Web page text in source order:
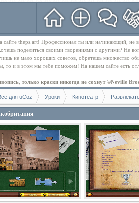
сайте theps.art! Профессионал ты или начинающий,
поделиться своими творениями с другими? Не
не мало хороших советов, обретешь множество
то и в этом мы тебе поможем! На нашем сайте есть
только краски никогда не сохнут ©Neville
для uCoz Уроки Кинотеатр